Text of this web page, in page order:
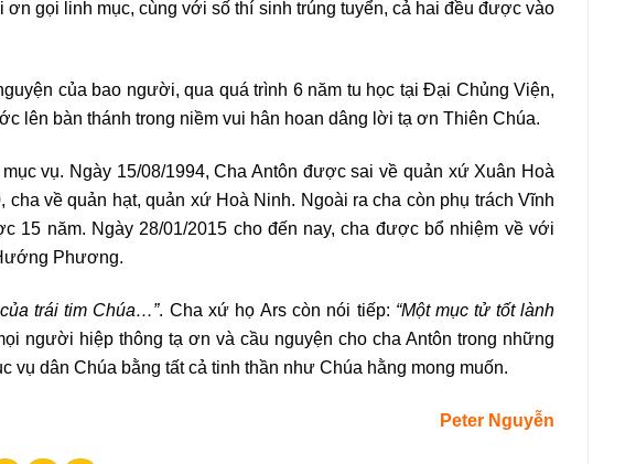
gọi linh mục, cùng với số thí sinh trúng tuyển, cả hai đều được vào
của bao người, qua quá trình 6 năm tu học tại Đại Chủng Viện,
lên bàn thánh trong niềm vui hân hoan dâng lời tạ ơn Thiên Chúa.
vụ. Ngày 15/08/1994, Cha Antôn được sai về quản xứ Xuân Hoà
về quản hạt, quản xứ Hoà Ninh. Ngoài ra cha còn phụ trách Vĩnh
15 năm. Ngày 28/01/2015 cho đến nay, cha được bổ nhiệm về với
Phương.
trái tim Chúa…”. Cha xứ họ Ars còn nói tiếp: “Một mục tử tốt lành
người hiệp thông tạ ơn và cầu nguyện cho cha Antôn trong những
vụ dân Chúa bằng tất cả tinh thần như Chúa hằng mong muốn.
Peter Nguyễn